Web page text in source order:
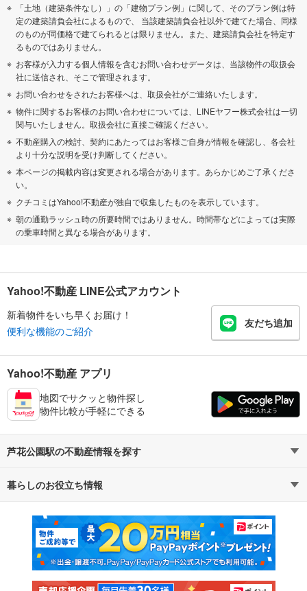
「土地（建築条件なし）」の「建物プラン例」に関して、そのプラン例は特
定の建築請負会社によるもので、 当該建築請負会社以外で建てた場合、同様
のものが同価格で建てられるとは限りません。また、建築請負会社を特定す
るものではありません。
お客様が入力する個人情報を含むお問い合わせデータは、当該物件の取扱会
社に送信され、そこで管理されます。
お問い合わせをされたお客様へは、取扱会社がご連絡いたします。
物件に関するお客様のお問い合わせについては、LINEヤフー株式会社は一切
関与いたしません。取扱会社に直接ご確認ください。
不動産購入の検討、契約にあたってはお客様ご自身が情報を確認し、各会社
より十分な説明を受け判断してください。
本ページの掲載内容は変更される場合があります。あらかじめご了承くださ
い。
クチコミはYahoo!不動産が独自で収集したものを表示しています。
朝の通勤ラッシュ時の所要時間ではありません。時間帯などによっては実際
の乗車時間と異なる場合があります。
Yahoo!不動産 LINE公式アカウント
新着物件をいち早くお届け！
便利な機能のご紹介
友だち追加
Yahoo!不動産 アプリ
地図でサクッと物件探し
物件比較が手軽にできる
芦花公園駅の不動産情報を探す
不動産・住宅
新築マンション 中古マンション
新築一戸建て 中古一戸建て
暮らしのお役立ち情報
マンションカタログ 教えて！住まいの先生